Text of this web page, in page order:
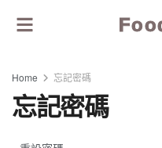
Home 忘記密碼
忘記密碼